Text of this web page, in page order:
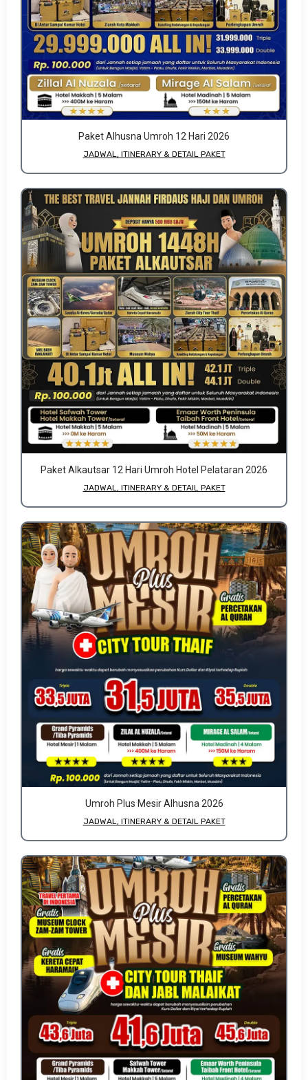
Paket Alhusna Umroh 12 Hari 2026
JADWAL, ITINERARY & DETAIL PAKET
Paket Alkautsar 12 Hari Umroh Hotel Pelataran 2026
JADWAL, ITINERARY & DETAIL PAKET
Umroh Plus Mesir Alhusna 2026
JADWAL, ITINERARY & DETAIL PAKET